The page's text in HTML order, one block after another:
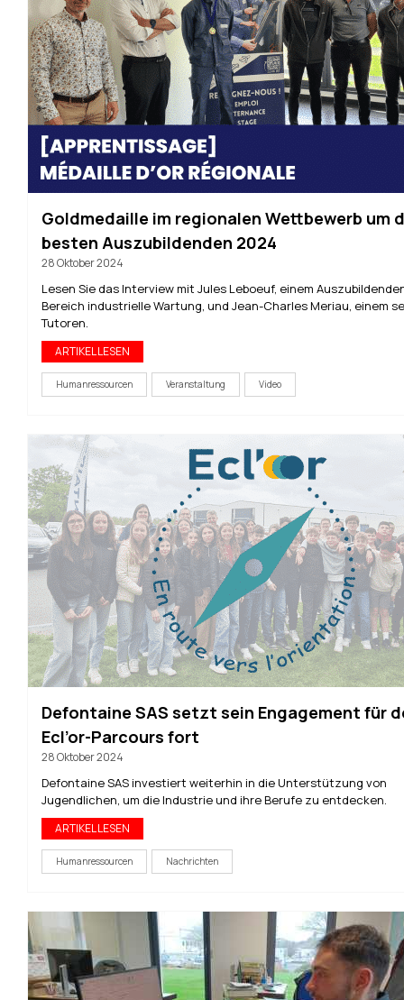
Goldmedaille im regionalen Wettbewerb um
besten Auszubildenden 2024
28 Oktober 2024
Lesen Sie das Interview mit Jules Leboeuf, einem
Bereich industrielle Wartung, und Jean-Charles Meriau, einem
Tutoren.
ARTIKEL LESEN
Humanressourcen Veranstaltung Video
Defontaine SAS setzt sein Engagement für
Ecl’or-Parcours fort
28 Oktober 2024
Defontaine SAS investiert weiterhin in die Unterstützung von
Jugendlichen, um die Industrie und ihre Berufe zu entdecken.
ARTIKEL LESEN
Humanressourcen Nachrichten